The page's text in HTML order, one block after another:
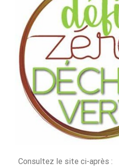
Consultez le site ci-après :